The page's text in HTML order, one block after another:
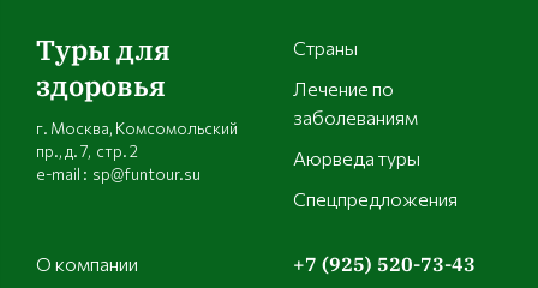
Туры для
здоровья
г. Москва, Комсомольский
пр., д. 7, стр. 2
e-mail : sp@funtour.su
Страны
Лечение по
заболеваниям
Аюрведа туры
Спецпредложения
О компании +7 (925) 520-73-43